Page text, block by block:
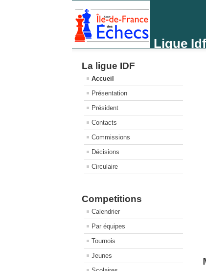
Ligue
La ligue IDF
Accueil
Présentation
Président
Contacts
Commissions
Décisions
Circulaire
Competitions
Calendrier
Par équipes
Tournois
Jeunes